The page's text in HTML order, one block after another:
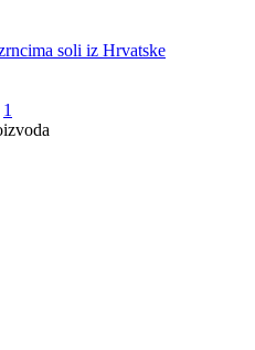
soli iz Hrvatske
1